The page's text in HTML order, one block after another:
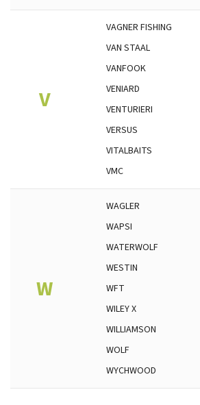
V
VAGNER FISHING
VAN STAAL
VANFOOK
VENIARD
VENTURIERI
VERSUS
VITALBAITS
VMC
W
WAGLER
WAPSI
WATERWOLF
WESTIN
WFT
WILEY X
WILLIAMSON
WOLF
WYCHWOOD